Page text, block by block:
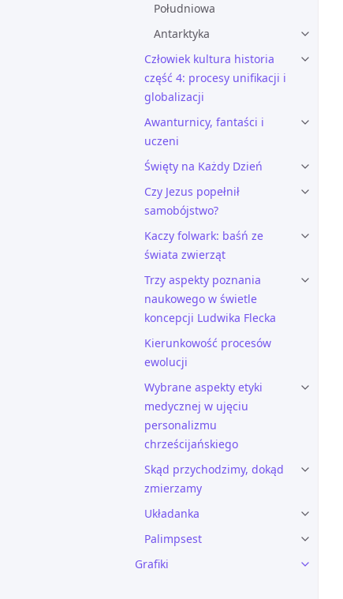
Południowa
Antarktyka
Człowiek kultura historia
część 4: procesy unifikacji i
globalizacji
Awanturnicy, fantaści i
uczeni
Święty na Każdy Dzień
Czy Jezus popełnił
samobójstwo?
Kaczy folwark: baśń ze
świata zwierząt
Trzy aspekty poznania
naukowego w świetle
koncepcji Ludwika Flecka
Kierunkowość procesów
ewolucji
Wybrane aspekty etyki
medycznej w ujęciu
personalizmu
chrześcijańskiego
Skąd przychodzimy, dokąd
zmierzamy
Układanka
Palimpsest
Grafiki